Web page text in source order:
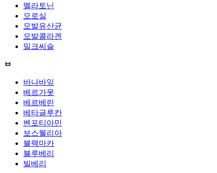
멜라토닌
모로실
모발유산균
모발콜라겐
밀크씨슬
ㅂ
바나바잎
베르가못
베르베린
베타글루칸
벤포티아민
보스웰리아
블랙마카
블루베리
빌베리